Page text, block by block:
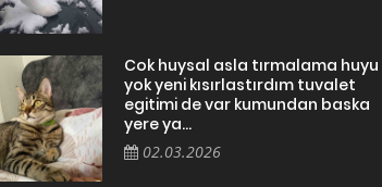
Cok huysal asla tırmalama huyu
yok yeni kısırlastırdım tuvalet
egitimi de var kumundan baska
yere ya...
02.03.2026